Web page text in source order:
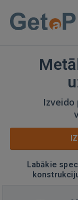
Labākie